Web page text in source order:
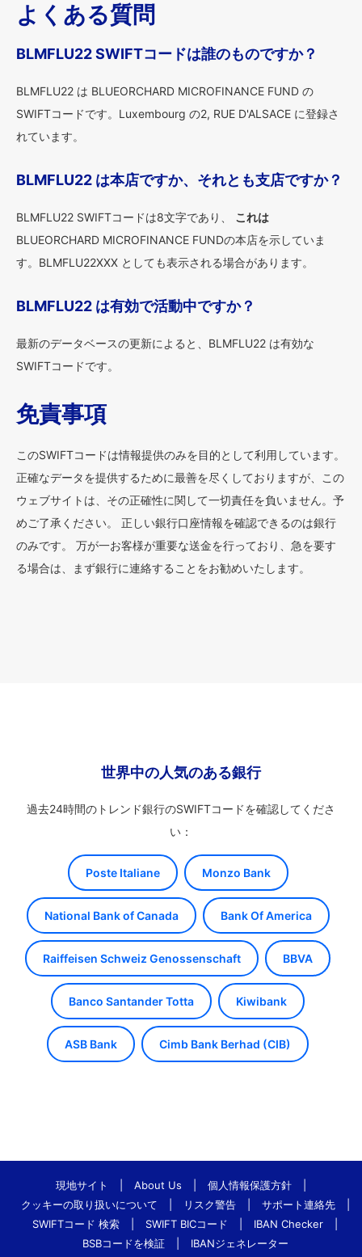
よくある質問
BLMFLU22 SWIFTコードは誰のものですか？
BLMFLU22 は BLUEORCHARD MICROFINANCE FUND の
SWIFTコードです。Luxembourg の2, RUE D'ALSACE に登録さ
れています。
BLMFLU22 は本店ですか、それとも支店ですか？
BLMFLU22 SWIFTコードは8文字であり、 これは
BLUEORCHARD MICROFINANCE FUNDの本店を示していま
す。BLMFLU22XXX としても表示される場合があります。
BLMFLU22 は有効で活動中ですか？
最新のデータベースの更新によると、BLMFLU22 は有効な
SWIFTコードです。
免責事項
このSWIFTコードは情報提供のみを目的として利用しています。
正確なデータを提供するために最善を尽くしておりますが、この
ウェブサイトは、その正確性に関して一切責任を負いません。予
めご了承ください。 正しい銀行口座情報を確認できるのは銀行
のみです。 万が一お客様が重要な送金を行っており、急を要す
る場合は、まず銀行に連絡することをお勧めいたします。
世界中の人気のある銀行
過去24時間のトレンド銀行のSWIFTコードを確認してくださ
い：
Poste Italiane Monzo Bank
National Bank of Canada Bank Of America
Raiffeisen Schweiz Genossenschaft BBVA
Banco Santander Totta Kiwibank
ASB Bank Cimb Bank Berhad (CIB)
現地サイト About Us 個人情報保護方針
クッキーの取り扱いについて
リスク警告 サポート連絡先
SWIFTコード 検索
SWIFT BICコード IBAN Checker
BSBコードを検証
IBANジェネレーター